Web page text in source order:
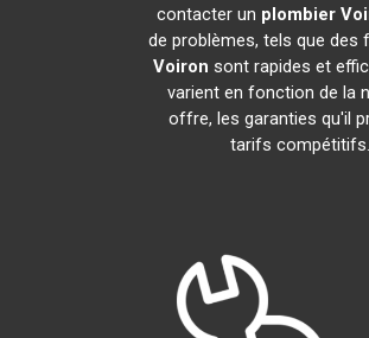
contacter un plombier
de problèmes, tels que des
Voiron sont rapides et
varient en fonction de la
offre, les garanties qu'il
tarifs